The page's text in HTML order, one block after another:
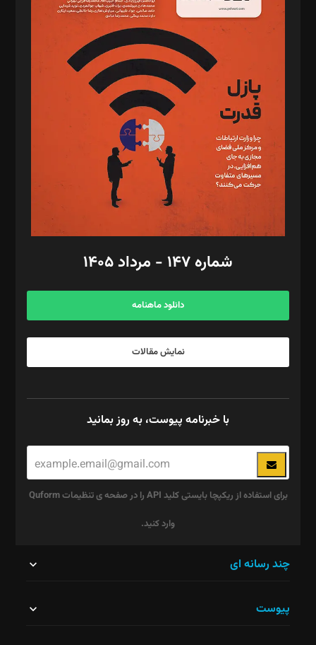
د‌بیر حقوق فناوری: حسام‌الدین ایپکچی
د‌بیر پیوست جهان: مینا پاکدل
د‌بیر تحریریه آنلاین: بابک نقاش
تحریریه‌: مجتبی محمود‌ی، آرش برهمند، یسنا امان‌پور، سروش کرمیان،
مصطفی مسجدی آرانی، ابوالفضل رجبی، زهرا فکرانه، فائزه فتحی
رستمی،مصطفی باستان
ویرایش: نگار استاد‌‌آقا
طراح یونیفرم: مجید توکلی
فیلمبرداری و عکاسی: امیر شفیعی، مانی لطفی زاده
گرافیک و صفحه‌آرایی: سید‌سبحان‌علی ثابت
مد‌یر توسعه تجاری: کامبیز برید‌
امور مالی: شاپور رهبری، محمد‌ کاظمی‌نیا
آگهی و مشترکین: ۰۹۱۹۹۹۹۰۴۵۴
شماره ۱۴۷ - مرداد ۱۴۰۵
دانلود ماهنامه
نمایش مقالات
با خبرنامه پیوست، به روز بمانید
برای استفاده از ریکپچا بایستی کلید API را در صفحه ی تنظیمات Quform
وارد کنید.
نباید
چند رسانه ای
پیوست